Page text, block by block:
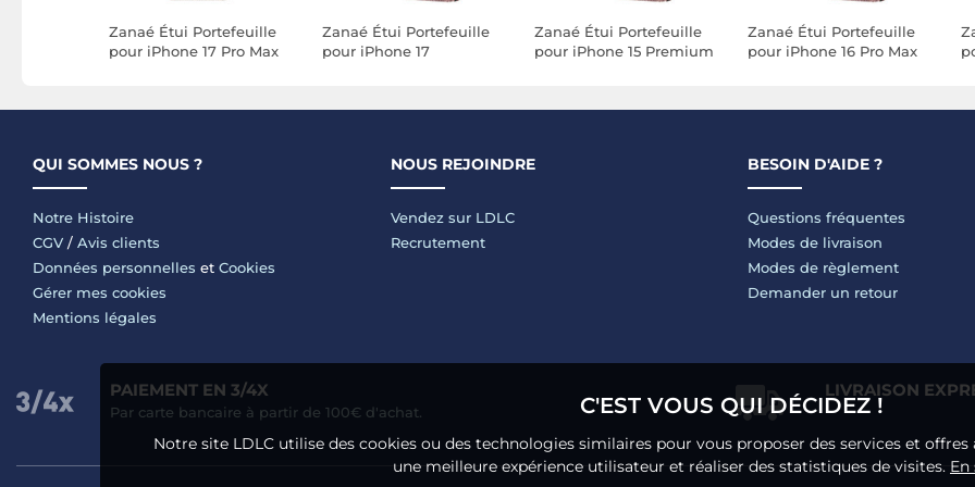
Zanaé Étui Portefeuille
pour iPhone 17 Pro Max
champagne
Zanaé Étui Portefeuille
pour iPhone 17
champagne
Zanaé Étui Portefeuille
pour iPhone 15 Premium
Zanaé Étui Portefeuille
pour iPhone 16 Pro Max
champagne
QUI SOMMES NOUS ?
Notre Histoire
CGV / Avis clients
Données personnelles et Cookies
Gérer mes cookies
Mentions légales
NOUS REJOINDRE
Vendez sur LDLC
Recrutement
BESOIN D'AIDE ?
Questions fréquentes
Modes de livraison
Modes de règlement
Demander un retour
PAIEMENT EN 3/4X
Par carte bancaire à partir de 100€ d'achat.
LIVRAISON
C'EST VOUS QUI DÉCIDEZ !
Notre site LDLC utilise des cookies ou des technologies similaires pour vous proposer des services et
une meilleure expérience utilisateur et réaliser des statistiques de visites. En